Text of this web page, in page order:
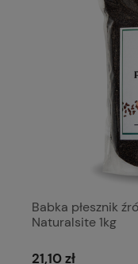
Babka płesznik
Naturalsite 1kg
21,10 zł